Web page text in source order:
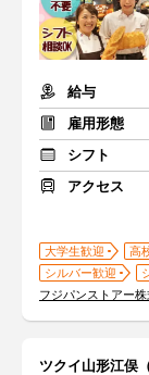
給与
雇用形態
シフト
アクセス
大学生歓迎 高
シルバー歓迎
フジパンストアー
ツクイ山形江俣